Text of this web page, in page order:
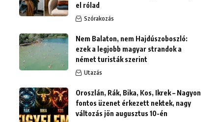
el rólad
Szórakozás
Nem Balaton, nem Hajdúszoboszló:
ezek a legjobb magyar strandok a
német turisták szerint
Utazás
Oroszlán, Rák, Bika, Kos, Ikrek – Nagyon
fontos üzenet érkezett nektek, nagy
változás jön augusztus 10-én